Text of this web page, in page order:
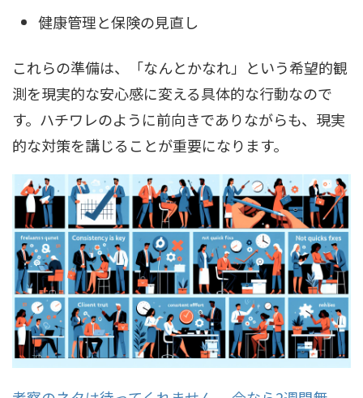
健康管理と保険の見直し
これらの準備は、「なんとかなれ」という希望的観
測を現実的な安心感に変える具体的な行動なので
す。ハチワレのように前向きでありながらも、現実
的な対策を講じることが重要になります。